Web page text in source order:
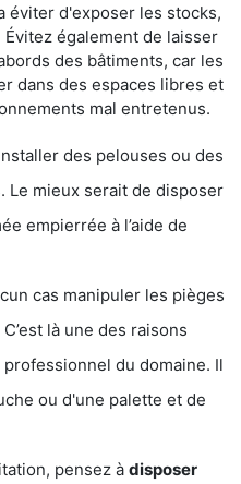
éviter d'exposer les stocks,
également de laisser
des bâtiments, car les
dans des espaces libres et
mal entretenus.
des pelouses ou des
Le mieux serait de disposer
empierrée à l’aide de
cas manipuler les pièges
là une des raisons
professionnel du domaine. Il
ou d'une palette et de
pensez à disposer